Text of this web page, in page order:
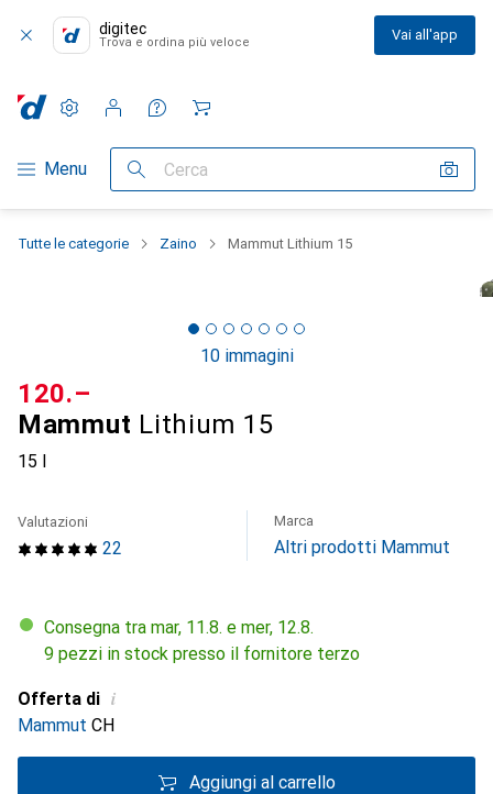
digitec
Trova e ordina più veloce Vai all'app
Categoria Navigazione
Menu Cerca
Impostazioni
Conto cliente
Liste di confronto
Liste dei desideri
Carrello
Tutte le categorie Zaino Mammut Lithium 15
10 immagini
Mammut Lithium 15
15 l
CHF
120.–
22
Valutazioni Marca
Altri prodotti Mammut
Consegna tra mar, 11.8. e mer, 12.8.
9 pezzi in stock presso il fornitore terzo
Offerta di i
Mammut CH
Aggiungi al carrello